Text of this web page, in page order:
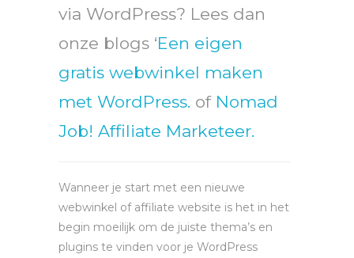
via WordPress? Lees dan
onze blogs ‘Een eigen
gratis webwinkel maken
met WordPress. of Nomad
Job! Affiliate Marketeer.
Wanneer je start met een nieuwe
webwinkel of affiliate website is het in het
begin moeilijk om de juiste thema’s en
plugins te vinden voor je WordPress